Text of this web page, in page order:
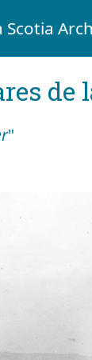
Scotia
de
"